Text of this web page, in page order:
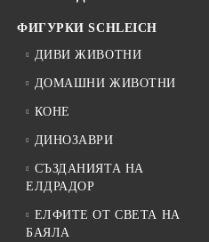
ФИГУРКИ SCHLEICH
ДИВИ ЖИВОТНИ
ДОМАШНИ ЖИВОТНИ
КОНЕ
ДИНОЗАВРИ
СЪЗДАНИЯТА НА
ЕЛДРАДОР
ЕЛФИТЕ ОТ СВЕТА НА
БАЯЛА